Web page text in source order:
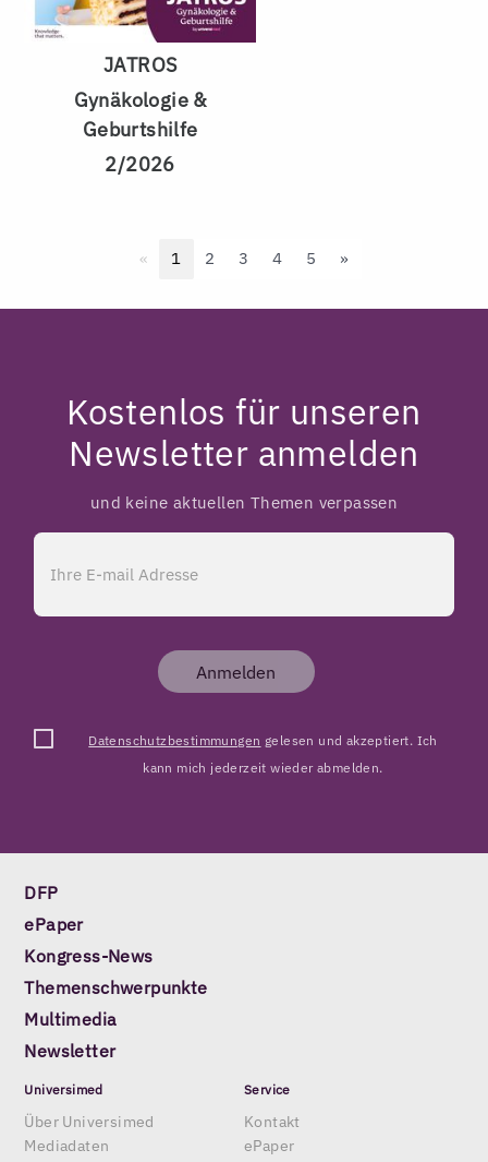
JATROS
Gynäkologie &
Geburtshilfe
2/2026
«Previous
1 2 3 4 5 »
Kostenlos für unseren
Newsletter anmelden
und keine aktuellen Themen verpassen
Anmelden
Datenschutzbestimmungen gelesen und akzeptiert. Ich
kann mich jederzeit wieder abmelden.
DFP
ePaper
Kongress-News
Themenschwerpunkte
Multimedia
Newsletter
Universimed
Über Universimed
Mediadaten
Service
Kontakt
ePaper